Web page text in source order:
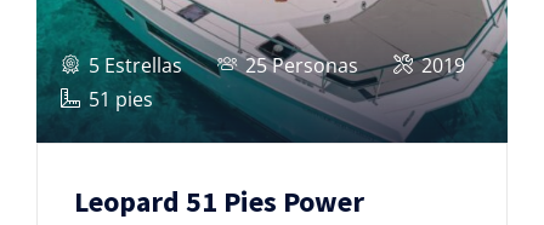
5 Estrellas 25 Personas
2019
51 pies
Leopard 51 Pies Power